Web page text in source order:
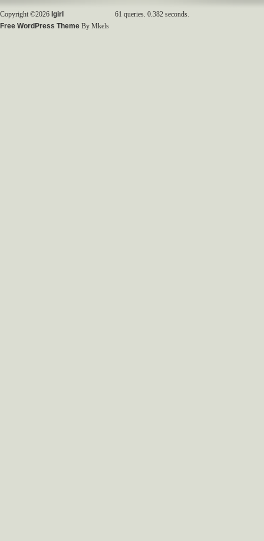
Copyright ©2026 Igirl
Free WordPress Theme By Mkels
61 queries. 0.382 seconds.